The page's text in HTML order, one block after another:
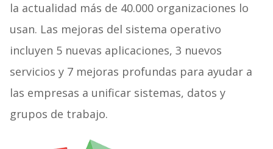
la actualidad más de 40.000 organizaciones lo
usan. Las mejoras del sistema operativo
incluyen 5 nuevas aplicaciones, 3 nuevos
servicios y 7 mejoras profundas para ayudar a
las empresas a unificar sistemas, datos y
grupos de trabajo.